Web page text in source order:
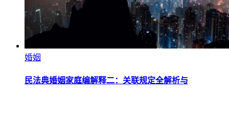
婚姻
民法典婚姻家庭编解释二：关联规定全解析与